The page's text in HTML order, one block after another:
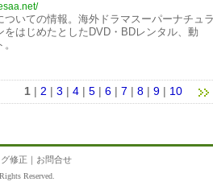
ついての情報。海外ドラマスーパーナチュラ
をはじめたとしたDVD・BDレンタル、動
1 | 2 | 3 | 4 | 5 | 6 | 7 | 8 | 9 | 10
修正 ｜ お問合せ
Reserved.